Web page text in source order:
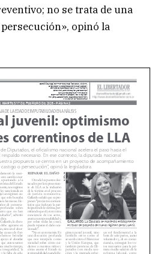
no se trata de una
opinó la